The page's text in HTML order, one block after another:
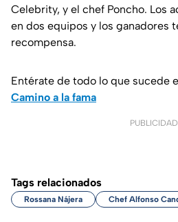
Celebrity, y el chef Poncho. Los
en dos equipos y los ganadores
recompensa.
Entérate de todo lo que sucede
Camino a la fama
PUBLICIDAD
Tags relacionados
Rossana Nájera Chef Alfonso